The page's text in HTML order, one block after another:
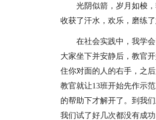
光阴似箭，岁月如梭
收获了汗水，欢乐，磨练
在社会实践中，我学
大家坐下并安静后，教官
住你对面的人的右手，之
教官就让13班开始先作示
的帮助下才解开了。到我
我们试了好几次都没有成